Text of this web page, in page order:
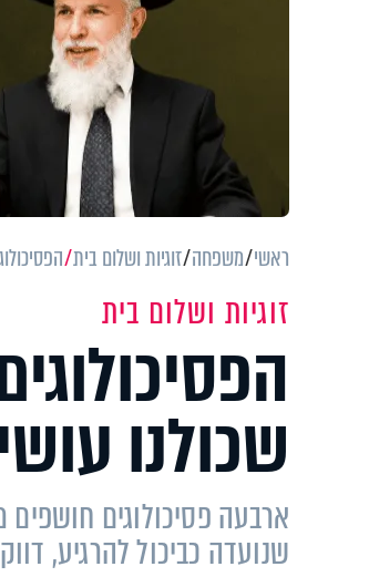
ראשי משפחה זוגיות ושלום בית
זוגיות ושלום בית
שכולנו
ארבעה פסיכולוגים
שנועדה כביכול להרגיע,